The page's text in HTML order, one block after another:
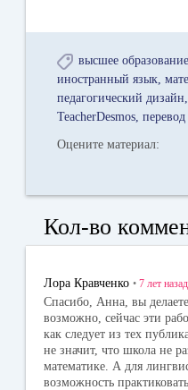
высшее образование
иностранный язык
педагогический дизайн
TeacherDesmos перевод
Оцените материал:
Кол-во
Лора Кравченко • 7 лет назад
Спасибо, Анна, вы
возможно, сейчас эти
как следует из тех
не значит, что школа не
математике. А для
возможность